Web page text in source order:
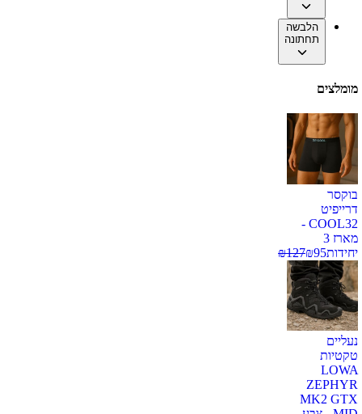
הלבשה
תחתונה
מומלצים
בוקסר
דרייפיט
COOL32 -
מארז 3
יחידות
₪95
₪127
נעליים
טקטיות
LOWA
ZEPHYR
MK2 GTX